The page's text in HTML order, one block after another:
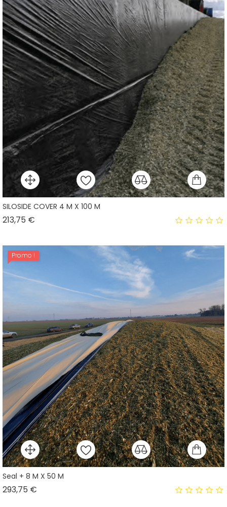
SILOSIDE COVER 4 M X 100 M
213,75 €
Promo !
Seal + 8 M X 50 M
293,75 €